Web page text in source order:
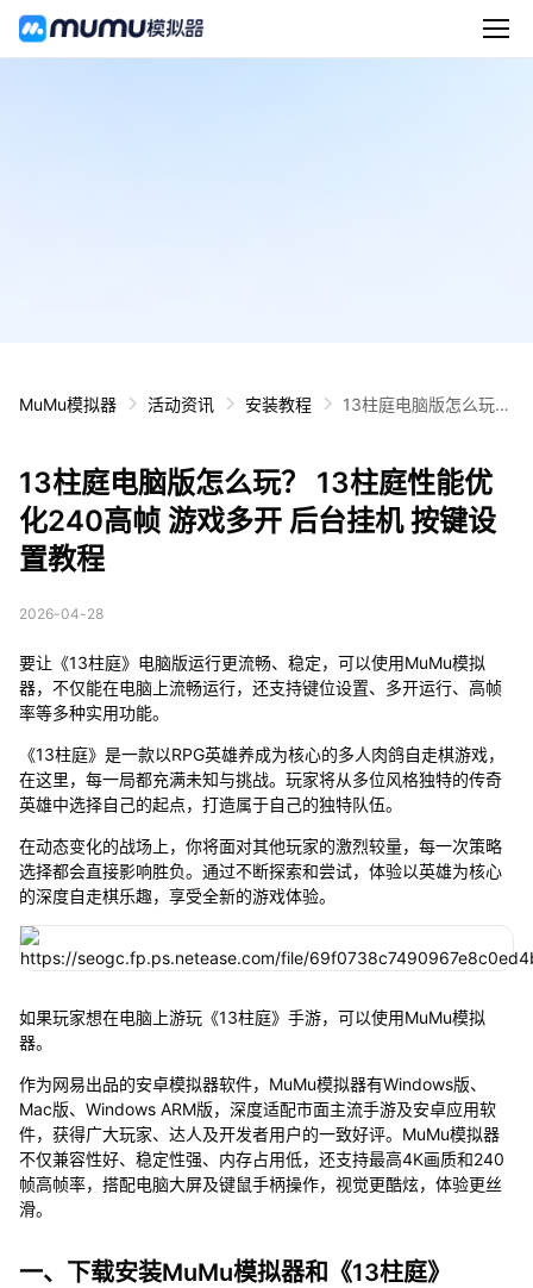
MuMu模拟器 活动资讯 安装教程
13柱庭电脑版怎么玩？
按键设置教程
13柱庭电脑版怎么玩？ 13柱庭性能优
化240高帧 游戏多开 后台挂机 按键设
置教程
2026-04-28
要让《13柱庭》电脑版运行更流畅、稳定，可以使用MuMu模拟
器，不仅能在电脑上流畅运行，还支持键位设置、多开运行、高帧
率等多种实用功能。
《13柱庭》是一款以RPG英雄养成为核心的多人肉鸽自走棋游戏，
在这里，每一局都充满未知与挑战。玩家将从多位风格独特的传奇
英雄中选择自己的起点，打造属于自己的独特队伍。
在动态变化的战场上，你将面对其他玩家的激烈较量，每一次策略
选择都会直接影响胜负。通过不断探索和尝试，体验以英雄为核心
的深度自走棋乐趣，享受全新的游戏体验。
如果玩家想在电脑上游玩《13柱庭》手游，可以使用MuMu模拟
器。
作为网易出品的安卓模拟器软件，MuMu模拟器有Windows版、
Mac版、Windows ARM版，深度适配市面主流手游及安卓应用软
件，获得广大玩家、达人及开发者用户的一致好评。MuMu模拟器
不仅兼容性好、稳定性强、内存占用低，还支持最高4K画质和240
帧高帧率，搭配电脑大屏及键鼠手柄操作，视觉更酷炫，体验更丝
滑。
一、下载安装MuMu模拟器和《13柱庭》